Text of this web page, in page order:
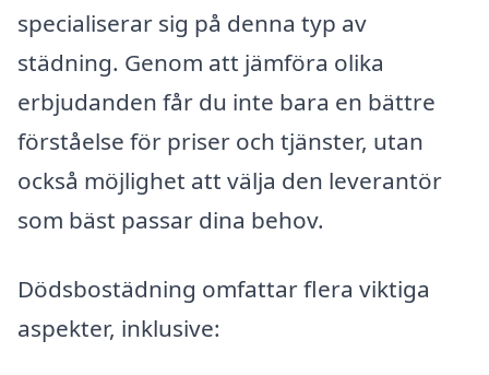
specialiserar sig på denna typ av
städning. Genom att jämföra olika
erbjudanden får du inte bara en bättre
förståelse för priser och tjänster, utan
också möjlighet att välja den leverantör
som bäst passar dina behov.
Dödsbostädning omfattar flera viktiga
aspekter, inklusive: